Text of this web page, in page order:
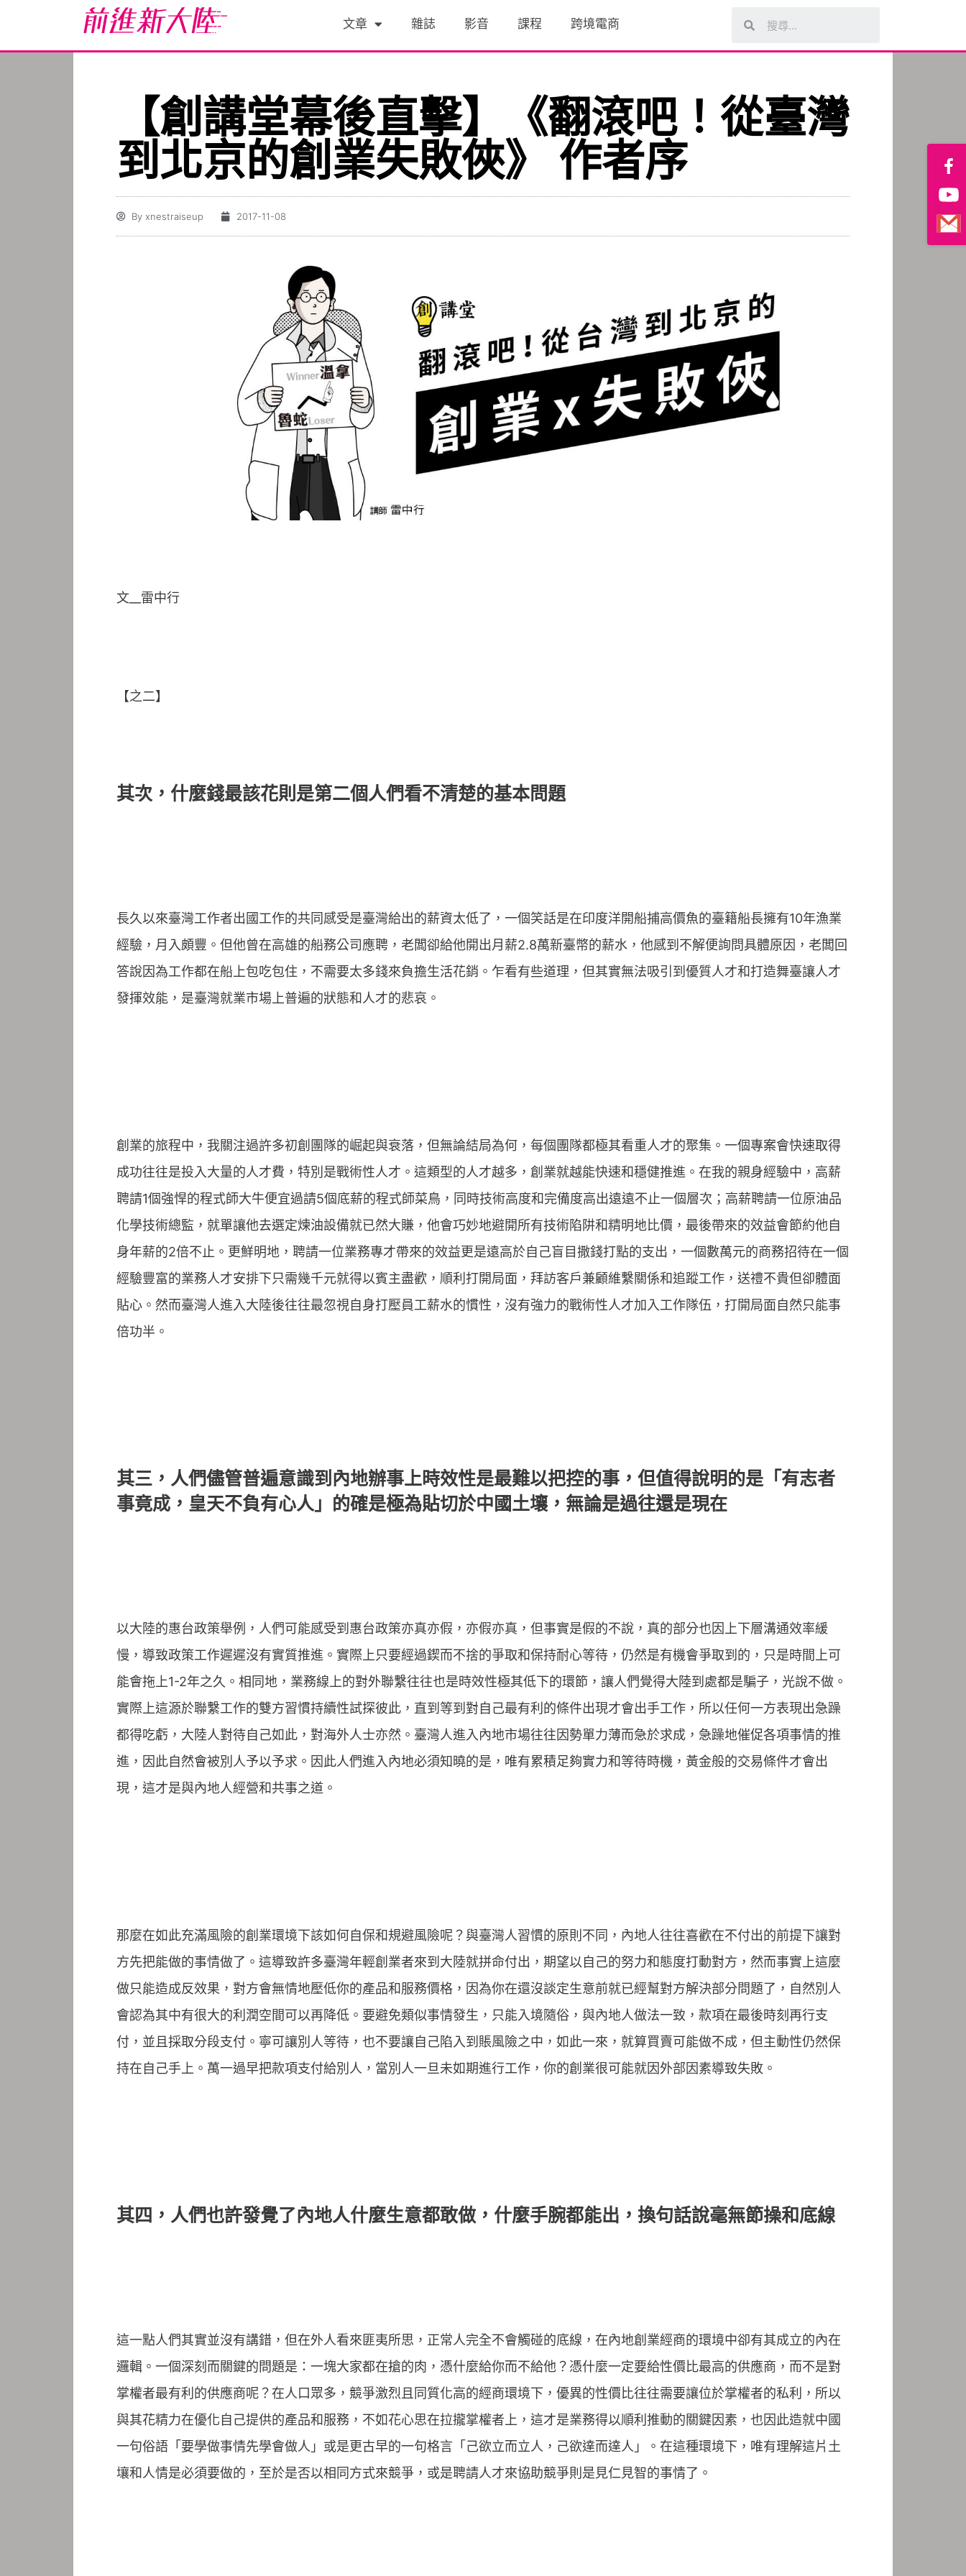
文章 雜誌 影音 課程 跨境電商
【創講堂幕後直擊】《翻滾吧！從臺灣
到北京的創業失敗俠》 作者序
By xnestraiseup 2017-11-08
文__雷中行
【之二】
其次，什麼錢最該花則是第二個人們看不清楚的基本問題
長久以來臺灣工作者出國工作的共同感受是臺灣給出的薪資太低了，一個笑話是在印度洋開船捕高價魚的臺籍船長擁有10年漁業
經驗，月入頗豐。但他曾在高雄的船務公司應聘，老闆卻給他開出月薪2.8萬新臺幣的薪水，他感到不解便詢問具體原因，老闆回
答說因為工作都在船上包吃包住，不需要太多錢來負擔生活花銷。乍看有些道理，但其實無法吸引到優質人才和打造舞臺讓人才
發揮效能，是臺灣就業市場上普遍的狀態和人才的悲哀。
創業的旅程中，我關注過許多初創團隊的崛起與衰落，但無論結局為何，每個團隊都極其看重人才的聚集。一個專案會快速取得
成功往往是投入大量的人才費，特別是戰術性人才。這類型的人才越多，創業就越能快速和穩健推進。在我的親身經驗中，高薪
聘請1個強悍的程式師大牛便宜過請5個底薪的程式師菜鳥，同時技術高度和完備度高出遠遠不止一個層次；高薪聘請一位原油品
化學技術總監，就單讓他去選定煉油設備就已然大賺，他會巧妙地避開所有技術陷阱和精明地比價，最後帶來的效益會節約他自
身年薪的2倍不止。更鮮明地，聘請一位業務專才帶來的效益更是遠高於自己盲目撒錢打點的支出，一個數萬元的商務招待在一個
經驗豐富的業務人才安排下只需幾千元就得以賓主盡歡，順利打開局面，拜訪客戶兼顧維繫關係和追蹤工作，送禮不貴但卻體面
貼心。然而臺灣人進入大陸後往往最忽視自身打壓員工薪水的慣性，沒有強力的戰術性人才加入工作隊伍，打開局面自然只能事
倍功半。
其三，人們儘管普遍意識到內地辦事上時效性是最難以把控的事，但值得說明的是「 有志者
事竟成，皇天不負有心人」 的確是極為貼切於中國土壤，無論是過往還是現在
以大陸的惠台政策舉例，人們可能感受到惠台政策亦真亦假，亦假亦真，但事實是假的不說，真的部分也因上下層溝通效率緩
慢，導致政策工作遲遲沒有實質推進。實際上只要經過鍥而不捨的爭取和保持耐心等待，仍然是有機會爭取到的，只是時間上可
能會拖上1-2年之久。相同地，業務線上的對外聯繫往往也是時效性極其低下的環節，讓人們覺得大陸到處都是騙子，光說不做。
實際上這源於聯繫工作的雙方習慣持續性試探彼此，直到等到對自己最有利的條件出現才會出手工作，所以任何一方表現出急躁
都得吃虧，大陸人對待自己如此，對海外人士亦然。臺灣人進入內地市場往往因勢單力薄而急於求成，急躁地催促各項事情的推
進，因此自然會被別人予以予求。因此人們進入內地必須知曉的是，唯有累積足夠實力和等待時機，黃金般的交易條件才會出
現，這才是與內地人經營和共事之道。
那麼在如此充滿風險的創業環境下該如何自保和規避風險呢？與臺灣人習慣的原則不同，內地人往往喜歡在不付出的前提下讓對
方先把能做的事情做了。這導致許多臺灣年輕創業者來到大陸就拼命付出，期望以自己的努力和態度打動對方，然而事實上這麼
做只能造成反效果，對方會無情地壓低你的產品和服務價格，因為你在還沒談定生意前就已經幫對方解決部分問題了，自然別人
會認為其中有很大的利潤空間可以再降低。要避免類似事情發生，只能入境隨俗，與內地人做法一致，款項在最後時刻再行支
付，並且採取分段支付。寧可讓別人等待，也不要讓自己陷入到賬風險之中，如此一來，就算買賣可能做不成，但主動性仍然保
持在自己手上。萬一過早把款項支付給別人，當別人一旦未如期進行工作，你的創業很可能就因外部因素導致失敗。
其四，人們也許發覺了內地人什麼生意都敢做，什麼手腕都能出，換句話說毫無節操和底線
這一點人們其實並沒有講錯，但在外人看來匪夷所思，正常人完全不會觸碰的底線，在內地創業經商的環境中卻有其成立的內在
邏輯。一個深刻而關鍵的問題是：一塊大家都在搶的肉，憑什麼給你而不給他？憑什麼一定要給性價比最高的供應商，而不是對
掌權者最有利的供應商呢？在人口眾多，競爭激烈且同質化高的經商環境下，優異的性價比往往需要讓位於掌權者的私利，所以
與其花精力在優化自己提供的產品和服務，不如花心思在拉攏掌權者上，這才是業務得以順利推動的關鍵因素，也因此造就中國
一句俗語「要學做事情先學會做人」或是更古早的一句格言「己欲立而立人，己欲達而達人」。在這種環境下，唯有理解這片土
壤和人情是必須要做的，至於是否以相同方式來競爭，或是聘請人才來協助競爭則是見仁見智的事情了。